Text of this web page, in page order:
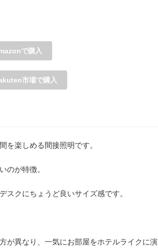
で購入
市場で購入
を楽しめる間接照明です。
のが特徴。
スクにちょうど良いサイズ感です。
が異なり、一気にお部屋をホテルライクに演